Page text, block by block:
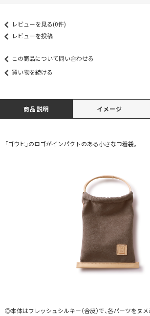
レビューを見る(0件)
レビューを投稿
この商品について問い合わせる
買い物を続ける
商品説明 イメージ
「ゴウヒ」のロゴがインパクトのある小さな巾着袋。
◎本体はフレッシュシルキー（合皮）で、各パーツをヌメ